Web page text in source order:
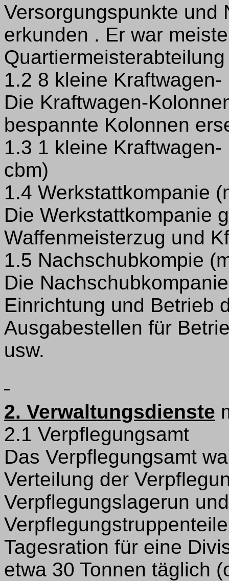
Versorgungspunkte und
erkunden . Er war
1.2 8 kleine
Die Kraftwagen-
bespannte Kolonnen
1.3 1 kleine
cbm)
1.4 Werkstattkompanie
Die Werkstattkompanie
Waffenmeisterzug und
1.5 Nachschubkompie
Die
Einrichtung und Betrieb
Ausgabestellen für
usw.
2. Verwaltungsdienste
2.1 Verpflegungsamt
Das Verpflegungsamt
Verteilung der
Verpflegungslagerun
Tagesration für eine
etwa 30 Tonnen täglich